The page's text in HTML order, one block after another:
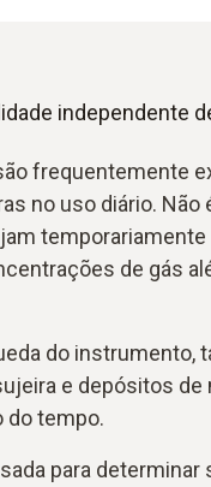
independente
frequentemente
no uso diário. Não
de gás
do instrumento,
e depósitos de
do tempo.
para determinar